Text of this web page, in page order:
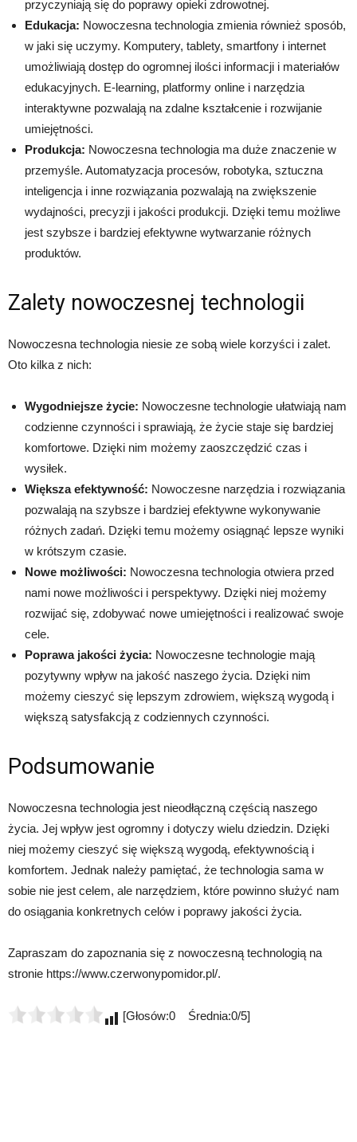
przyczyniają się do poprawy opieki zdrowotnej.
Edukacja: Nowoczesna technologia zmienia również sposób,
w jaki się uczymy. Komputery, tablety, smartfony i internet
umożliwiają dostęp do ogromnej ilości informacji i materiałów
edukacyjnych. E-learning, platformy online i narzędzia
interaktywne pozwalają na zdalne kształcenie i rozwijanie
umiejętności.
Produkcja: Nowoczesna technologia ma duże znaczenie w
przemyśle. Automatyzacja procesów, robotyka, sztuczna
inteligencja i inne rozwiązania pozwalają na zwiększenie
wydajności, precyzji i jakości produkcji. Dzięki temu możliwe
jest szybsze i bardziej efektywne wytwarzanie różnych
produktów.
Zalety nowoczesnej technologii
Nowoczesna technologia niesie ze sobą wiele korzyści i zalet.
Oto kilka z nich:
Wygodniejsze życie: Nowoczesne technologie ułatwiają nam
codzienne czynności i sprawiają, że życie staje się bardziej
komfortowe. Dzięki nim możemy zaoszczędzić czas i
wysiłek.
Większa efektywność: Nowoczesne narzędzia i rozwiązania
pozwalają na szybsze i bardziej efektywne wykonywanie
różnych zadań. Dzięki temu możemy osiągnąć lepsze wyniki
w krótszym czasie.
Nowe możliwości: Nowoczesna technologia otwiera przed
nami nowe możliwości i perspektywy. Dzięki niej możemy
rozwijać się, zdobywać nowe umiejętności i realizować swoje
cele.
Poprawa jakości życia: Nowoczesne technologie mają
pozytywny wpływ na jakość naszego życia. Dzięki nim
możemy cieszyć się lepszym zdrowiem, większą wygodą i
większą satysfakcją z codziennych czynności.
Podsumowanie
Nowoczesna technologia jest nieodłączną częścią naszego
życia. Jej wpływ jest ogromny i dotyczy wielu dziedzin. Dzięki
niej możemy cieszyć się większą wygodą, efektywnością i
komfortem. Jednak należy pamiętać, że technologia sama w
sobie nie jest celem, ale narzędziem, które powinno służyć nam
do osiągania konkretnych celów i poprawy jakości życia.
Zapraszam do zapoznania się z nowoczesną technologią na
stronie https://www.czerwonypomidor.pl/.
[Głosów:0 Średnia:0/5]